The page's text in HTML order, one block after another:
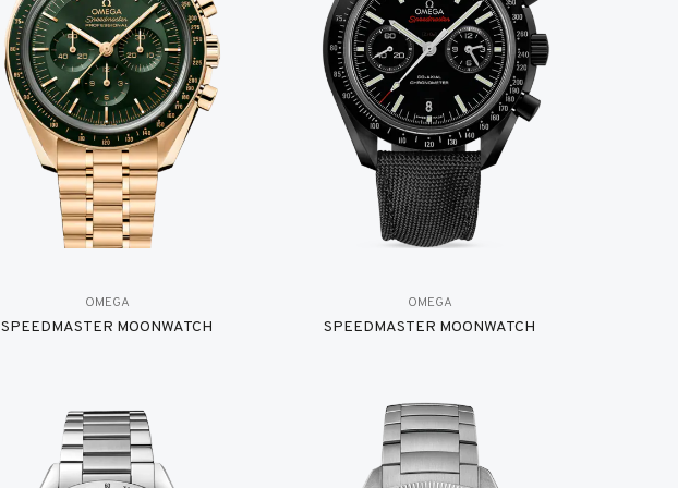
OMEGA
SPEEDMASTER MOONWATCH
OMEGA
SPEEDMASTER MOONWATCH